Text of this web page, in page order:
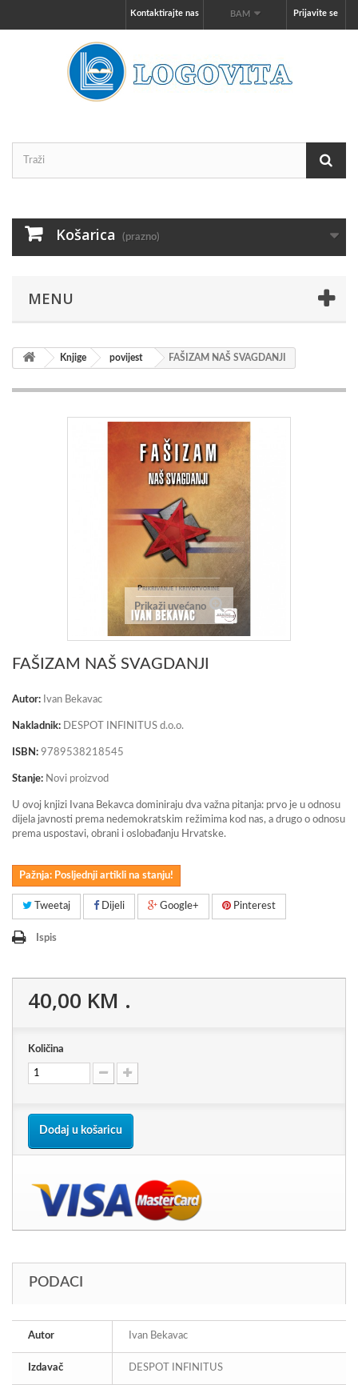
Prijavite se
BAM
Kontaktirajte nas
Košarica (prazno)
MENU
Knjige povijest FAŠIZAM NAŠ SVAGDANJI
Prikaži uvećano
FAŠIZAM NAŠ SVAGDANJI
Autor: Ivan Bekavac
Nakladnik: DESPOT INFINITUS d.o.o.
ISBN: 9789538218545
Stanje: Novi proizvod
U ovoj knjizi Ivana Bekavca dominiraju dva važna pitanja: prvo je u odnosu
dijela javnosti prema nedemokratskim režimima kod nas, a drugo o odnosu
prema uspostavi, obrani i oslobađanju Hrvatske.
Pažnja: Posljednji artikli na stanju!
Tweetaj Dijeli Google+ Pinterest
Ispis
40,00 KM .
Količina
Dodaj u košaricu
PODACI
Autor Ivan Bekavac
Izdavač DESPOT INFINITUS